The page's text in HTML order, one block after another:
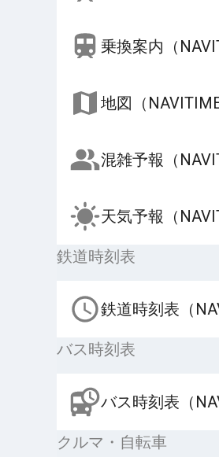
乗換案内（
地図（NAVITIME
混雑予報（
天気予報（
鉄道時刻表
鉄道時刻表（
バス時刻表
バス時刻表（
クルマ・自転車